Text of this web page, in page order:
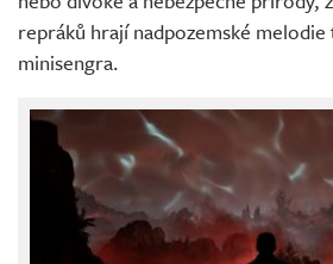
repráků hrají nadpozemské
minisengra.